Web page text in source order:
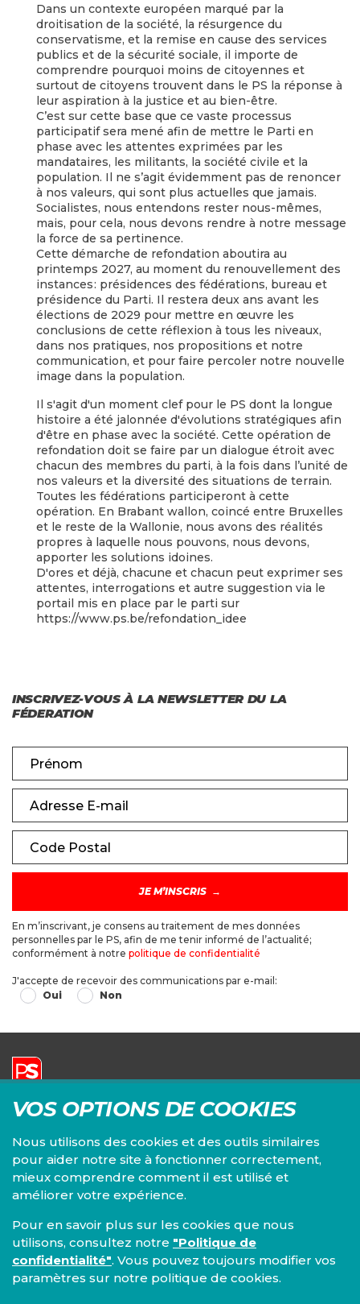
Dans un contexte européen marqué par la
droitisation de la société, la résurgence du
conservatisme, et la remise en cause des services
publics et de la sécurité sociale, il importe de
comprendre pourquoi moins de citoyennes et
surtout de citoyens trouvent dans le PS la réponse à
leur aspiration à la justice et au bien-être.
C’est sur cette base que ce vaste processus
participatif sera mené afin de mettre le Parti en
phase avec les attentes exprimées par les
mandataires, les militants, la société civile et la
population. Il ne s’agit évidemment pas de renoncer
à nos valeurs, qui sont plus actuelles que jamais.
Socialistes, nous entendons rester nous-mêmes,
mais, pour cela, nous devons rendre à notre message
la force de sa pertinence.
Cette démarche de refondation aboutira au
printemps 2027, au moment du renouvellement des
instances : présidences des fédérations, bureau et
présidence du Parti. Il restera deux ans avant les
élections de 2029 pour mettre en œuvre les
conclusions de cette réflexion à tous les niveaux,
dans nos pratiques, nos propositions et notre
communication, et pour faire percoler notre nouvelle
image dans la population.
Il s'agit d'un moment clef pour le PS dont la longue
histoire a été jalonnée d'évolutions stratégiques afin
d'être en phase avec la société. Cette opération de
refondation doit se faire par un dialogue étroit avec
chacun des membres du parti, à la fois dans l’unité de
nos valeurs et la diversité des situations de terrain.
Toutes les fédérations participeront à cette
opération. En Brabant wallon, coincé entre Bruxelles
et le reste de la Wallonie, nous avons des réalités
propres à laquelle nous pouvons, nous devons,
apporter les solutions idoines.
D'ores et déjà, chacune et chacun peut exprimer ses
attentes, interrogations et autre suggestion via le
portail mis en place par le parti sur
https://www.ps.be/refondation_idee
INSCRIVEZ-VOUS À LA NEWSLETTER DU LA
FÉDERATION
Prénom
Adresse E-mail
Code Postal
En m’inscrivant, je consens au traitement de mes données
personnelles par le PS, afin de me tenir informé de l’actualité;
conformément à notre politique de confidentialité
J'accepte de recevoir des communications par e-mail:
Oui
Non
VOS OPTIONS DE COOKIES
Nous utilisons des cookies et des outils similaires
pour aider notre site à fonctionner correctement,
mieux comprendre comment il est utilisé et
améliorer votre expérience.
Pour en savoir plus sur les cookies que nous
utilisons, consultez notre "Politique de
confidentialité". Vous pouvez toujours modifier vos
paramètres sur notre politique de cookies.
Parti Socialiste | Fédération du Brabant wallon
Chaussée de Louvain, 82/3
1300 Wavre
+32 10 24 36 36
brabant-wallon@fed.ps.be